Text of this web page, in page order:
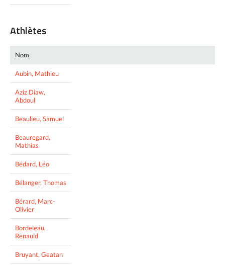
Athlètes
Nom
Aubin, Mathieu
Aziz Diaw,
Abdoul
Beaulieu, Samuel
Beauregard,
Mathias
Bédard, Léo
Bélanger, Thomas
Bérard, Marc-
Olivier
Bordeleau,
Renauld
Bruyant, Geatan